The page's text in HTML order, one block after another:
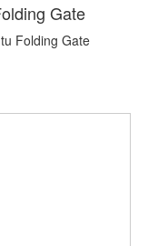
Gate
Folding Gate